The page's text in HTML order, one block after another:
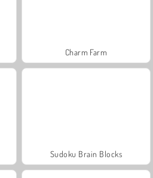
Charm Farm
Sudoku Brain Blocks